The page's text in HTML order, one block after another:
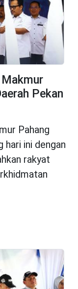
Pekan
Pahang
hari ini dengan
rakyat